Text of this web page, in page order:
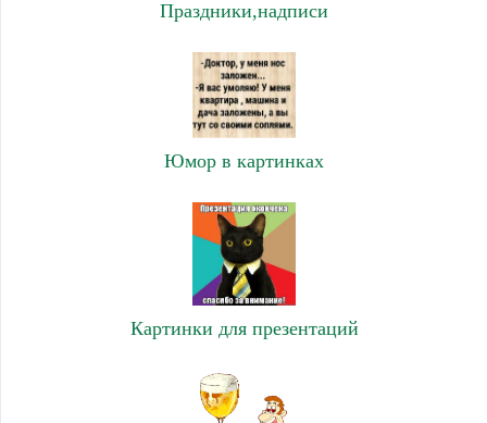
Праздники,надписи
Юмор в картинках
Картинки для презентаций